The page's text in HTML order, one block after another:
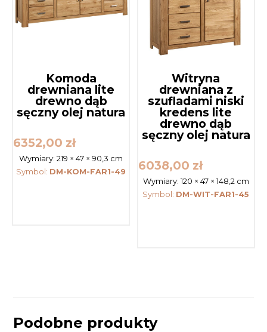
Komoda
drewniana lite
drewno dąb
sęczny olej natura
6352,00 zł
Wymiary:219 × 47 × 90,3 cm
Symbol: DM-KOM-FAR1-49
Witryna
drewniana z
szufladami niski
kredens lite
drewno dąb
sęczny olej natura
6038,00 zł
Wymiary: 120 × 47 × 148,2 cm
Symbol: DM-WIT-FAR1-45
Podobne produkty